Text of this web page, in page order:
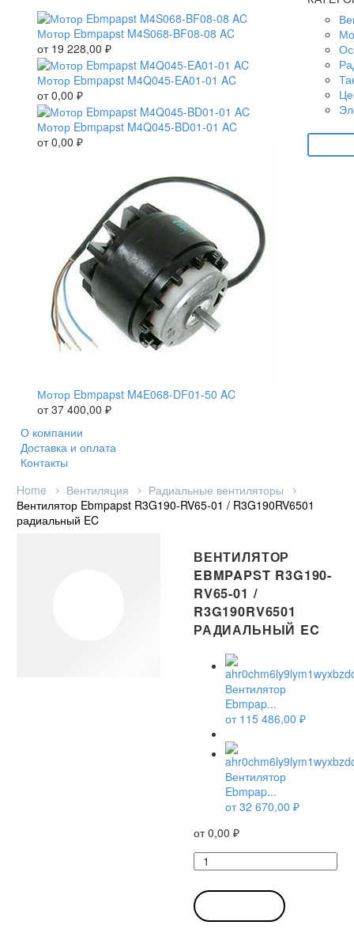
Мотор Ebmpapst M4S068-BF08-08 AC
от 19 228,00 ₽
Мотор Ebmpapst M4Q045-EA01-01 AC
от0,00 ₽
Мотор Ebmpapst M4Q045-BD01-01 AC
от0,00 ₽
Мотор Ebmpapst M4E068-DF01-50 AC
от37 400,00 ₽
О компании
Доставка и оплата
Контакты
Home
Вентиляция
Радиальные вентиляторы
Вентилятор Ebmpapst R3G190-RV65-01 / R3G190RV6501
радиальный EC
ВЕНТИЛЯТОР
EBMPAPST R3G190-
RV65-01 /
R3G190RV6501
РАДИАЛЬНЫЙ EC
Вентилятор
Ebmpap...
от 115 486,00 ₽
Вентилятор
Ebmpap...
от32 670,00 ₽
от0,00 ₽
Количество
товара
Вентилятор
Ebmpapst
R3G190-